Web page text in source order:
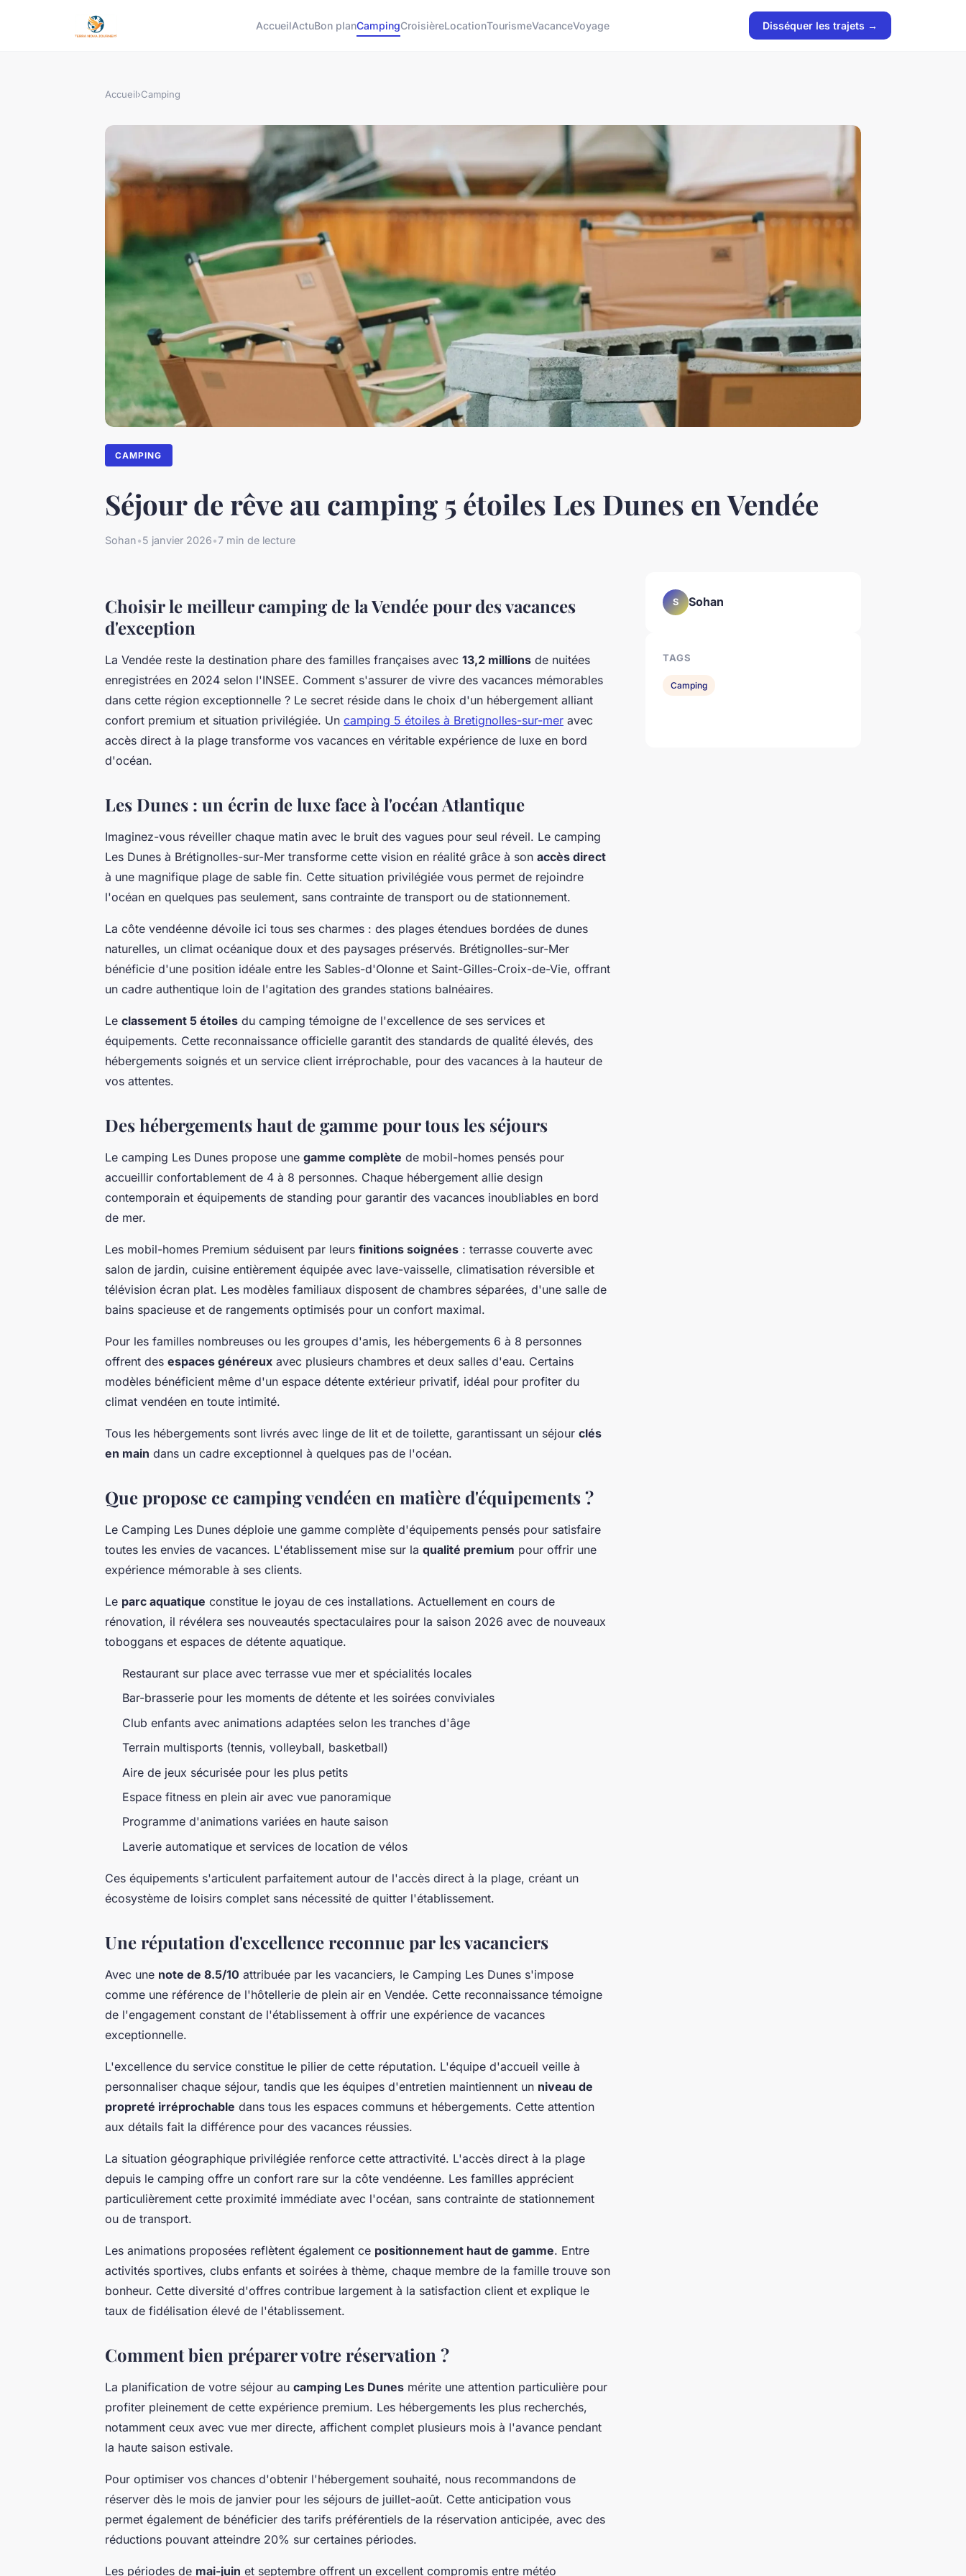
AccueilActuBon planCampingCroisièreLocationTourismeVacanceVoyage Disséquer les trajets →
Accueil›Camping
CAMPING
Séjour de rêve au camping 5 étoiles Les Dunes en Vendée
Sohan•5 janvier 2026•7 min de lecture
Choisir le meilleur camping de la Vendée pour des vacances
d'exception
La Vendée reste la destination phare des familles françaises avec 13,2 millions de nuitées
enregistrées en 2024 selon l'INSEE. Comment s'assurer de vivre des vacances mémorables
dans cette région exceptionnelle ? Le secret réside dans le choix d'un hébergement alliant
confort premium et situation privilégiée. Un camping 5 étoiles à Bretignolles-sur-mer avec
accès direct à la plage transforme vos vacances en véritable expérience de luxe en bord
d'océan.
Les Dunes : un écrin de luxe face à l'océan Atlantique
Imaginez-vous réveiller chaque matin avec le bruit des vagues pour seul réveil. Le camping
Les Dunes à Brétignolles-sur-Mer transforme cette vision en réalité grâce à son accès direct
à une magnifique plage de sable fin. Cette situation privilégiée vous permet de rejoindre
l'océan en quelques pas seulement, sans contrainte de transport ou de stationnement.
La côte vendéenne dévoile ici tous ses charmes : des plages étendues bordées de dunes
naturelles, un climat océanique doux et des paysages préservés. Brétignolles-sur-Mer
bénéficie d'une position idéale entre les Sables-d'Olonne et Saint-Gilles-Croix-de-Vie, offrant
un cadre authentique loin de l'agitation des grandes stations balnéaires.
Le classement 5 étoiles du camping témoigne de l'excellence de ses services et
équipements. Cette reconnaissance officielle garantit des standards de qualité élevés, des
hébergements soignés et un service client irréprochable, pour des vacances à la hauteur de
vos attentes.
Des hébergements haut de gamme pour tous les séjours
Le camping Les Dunes propose une gamme complète de mobil-homes pensés pour
accueillir confortablement de 4 à 8 personnes. Chaque hébergement allie design
contemporain et équipements de standing pour garantir des vacances inoubliables en bord
de mer.
Les mobil-homes Premium séduisent par leurs finitions soignées : terrasse couverte avec
salon de jardin, cuisine entièrement équipée avec lave-vaisselle, climatisation réversible et
télévision écran plat. Les modèles familiaux disposent de chambres séparées, d'une salle de
bains spacieuse et de rangements optimisés pour un confort maximal.
Pour les familles nombreuses ou les groupes d'amis, les hébergements 6 à 8 personnes
offrent des espaces généreux avec plusieurs chambres et deux salles d'eau. Certains
modèles bénéficient même d'un espace détente extérieur privatif, idéal pour profiter du
climat vendéen en toute intimité.
Tous les hébergements sont livrés avec linge de lit et de toilette, garantissant un séjour clés
en main dans un cadre exceptionnel à quelques pas de l'océan.
Que propose ce camping vendéen en matière d'équipements ?
Le Camping Les Dunes déploie une gamme complète d'équipements pensés pour satisfaire
toutes les envies de vacances. L'établissement mise sur la qualité premium pour offrir une
expérience mémorable à ses clients.
Le parc aquatique constitue le joyau de ces installations. Actuellement en cours de
rénovation, il révélera ses nouveautés spectaculaires pour la saison 2026 avec de nouveaux
toboggans et espaces de détente aquatique.
Restaurant sur place avec terrasse vue mer et spécialités locales
Bar-brasserie pour les moments de détente et les soirées conviviales
Club enfants avec animations adaptées selon les tranches d'âge
Terrain multisports (tennis, volleyball, basketball)
Aire de jeux sécurisée pour les plus petits
Espace fitness en plein air avec vue panoramique
Programme d'animations variées en haute saison
Laverie automatique et services de location de vélos
Ces équipements s'articulent parfaitement autour de l'accès direct à la plage, créant un
écosystème de loisirs complet sans nécessité de quitter l'établissement.
Une réputation d'excellence reconnue par les vacanciers
Avec une note de 8.5/10 attribuée par les vacanciers, le Camping Les Dunes s'impose
comme une référence de l'hôtellerie de plein air en Vendée. Cette reconnaissance témoigne
de l'engagement constant de l'établissement à offrir une expérience de vacances
exceptionnelle.
L'excellence du service constitue le pilier de cette réputation. L'équipe d'accueil veille à
personnaliser chaque séjour, tandis que les équipes d'entretien maintiennent un niveau de
propreté irréprochable dans tous les espaces communs et hébergements. Cette attention
aux détails fait la différence pour des vacances réussies.
La situation géographique privilégiée renforce cette attractivité. L'accès direct à la plage
depuis le camping offre un confort rare sur la côte vendéenne. Les familles apprécient
particulièrement cette proximité immédiate avec l'océan, sans contrainte de stationnement
ou de transport.
Les animations proposées reflètent également ce positionnement haut de gamme. Entre
activités sportives, clubs enfants et soirées à thème, chaque membre de la famille trouve son
bonheur. Cette diversité d'offres contribue largement à la satisfaction client et explique le
taux de fidélisation élevé de l'établissement.
Comment bien préparer votre réservation ?
La planification de votre séjour au camping Les Dunes mérite une attention particulière pour
profiter pleinement de cette expérience premium. Les hébergements les plus recherchés,
notamment ceux avec vue mer directe, affichent complet plusieurs mois à l'avance pendant
la haute saison estivale.
Pour optimiser vos chances d'obtenir l'hébergement souhaité, nous recommandons de
réserver dès le mois de janvier pour les séjours de juillet-août. Cette anticipation vous
permet également de bénéficier des tarifs préférentiels de la réservation anticipée, avec des
réductions pouvant atteindre 20% sur certaines périodes.
Les périodes de mai-juin et septembre offrent un excellent compromis entre météo
S Sohan
TAGS
Camping